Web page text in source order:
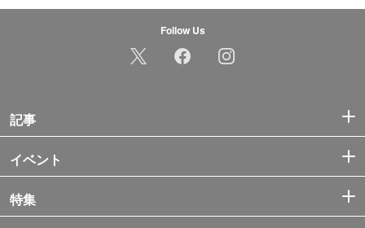
Follow Us
記事
イベント
特集